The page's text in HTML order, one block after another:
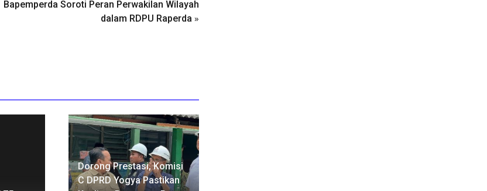
Bapemperda Soroti Peran Perwakilan Wilayah
dalam RDPU Raperda »
Dorong Prestasi, Komisi
C DPRD Yogya Pastikan